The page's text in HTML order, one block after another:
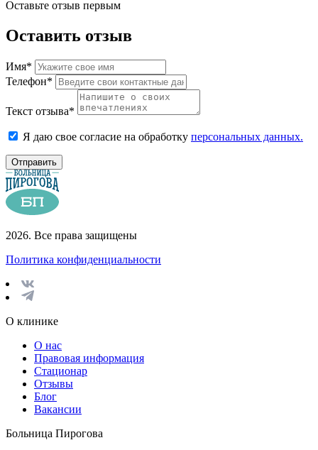
Оставьте отзыв первым
Оставить отзыв
Имя*
Телефон*
Текст отзыва*
Я даю свое согласие на обработку персональных данных.
Отправить
2026. Все права защищены
Политика конфиденциальности
О клинике
О нас
Правовая информация
Стационар
Отзывы
Блог
Вакансии
Больница Пирогова